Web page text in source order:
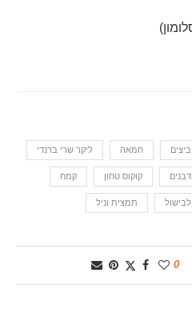
ביצים חמאה ליקר שרי ברנדי
קוקוס טחון קמח
תמצית וניל
0